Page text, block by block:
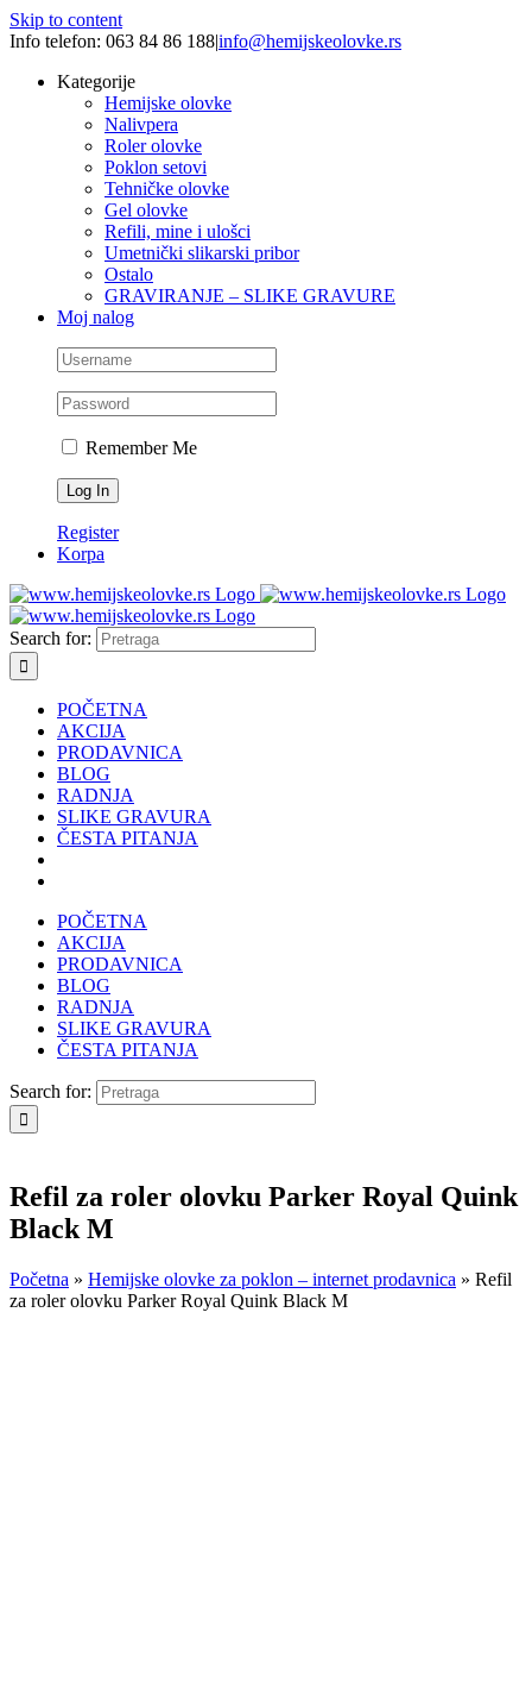
Skip to content
Info telefon: 063 84 86 188|info@hemijskeolovke.rs
Kategorije
Hemijske olovke
Nalivpera
Roler olovke
Poklon setovi
Tehničke olovke
Gel olovke
Refili, mine i ulošci
Umetnički slikarski pribor
Ostalo
GRAVIRANJE – SLIKE GRAVURE
Moj nalog
Remember Me
Register
Korpa
Search for:
POČETNA
AKCIJA
PRODAVNICA
BLOG
RADNJA
SLIKE GRAVURA
ČESTA PITANJA
POČETNA
AKCIJA
PRODAVNICA
BLOG
RADNJA
SLIKE GRAVURA
ČESTA PITANJA
Search for:
Refil za roler olovku Parker Royal Quink
Black M
Početna » Hemijske olovke za poklon – internet prodavnica » Refil
za roler olovku Parker Royal Quink Black M